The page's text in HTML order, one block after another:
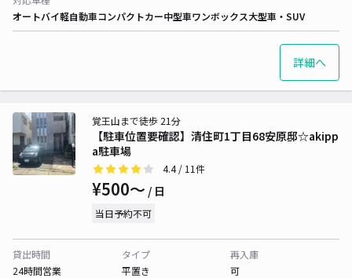
オートバイ軽自動車コンパクトカー中型車ワンボックス大型車・SUV
詳細へ
【駐車位置要確認】清住町1丁目68安原邸☆akipp
a駐車場
覚王山まで徒歩 21分
4.4/ 11件
¥500〜 / 日
当日予約不可
貸出時間
24時間営業
タイプ
平置き
再入庫
可